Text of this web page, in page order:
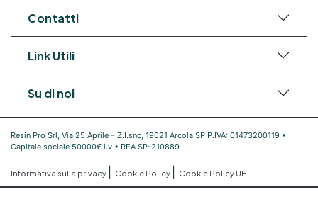
Contatti
Link Utili
Su di noi
Resin Pro Srl, Via 25 Aprile – Z.I.snc, 19021 Arcola SP P.IVA: 01473200119 •
Capitale sociale 50000€ i.v • REA SP-210889
Informativa sulla privacy Cookie Policy Cookie Policy UE